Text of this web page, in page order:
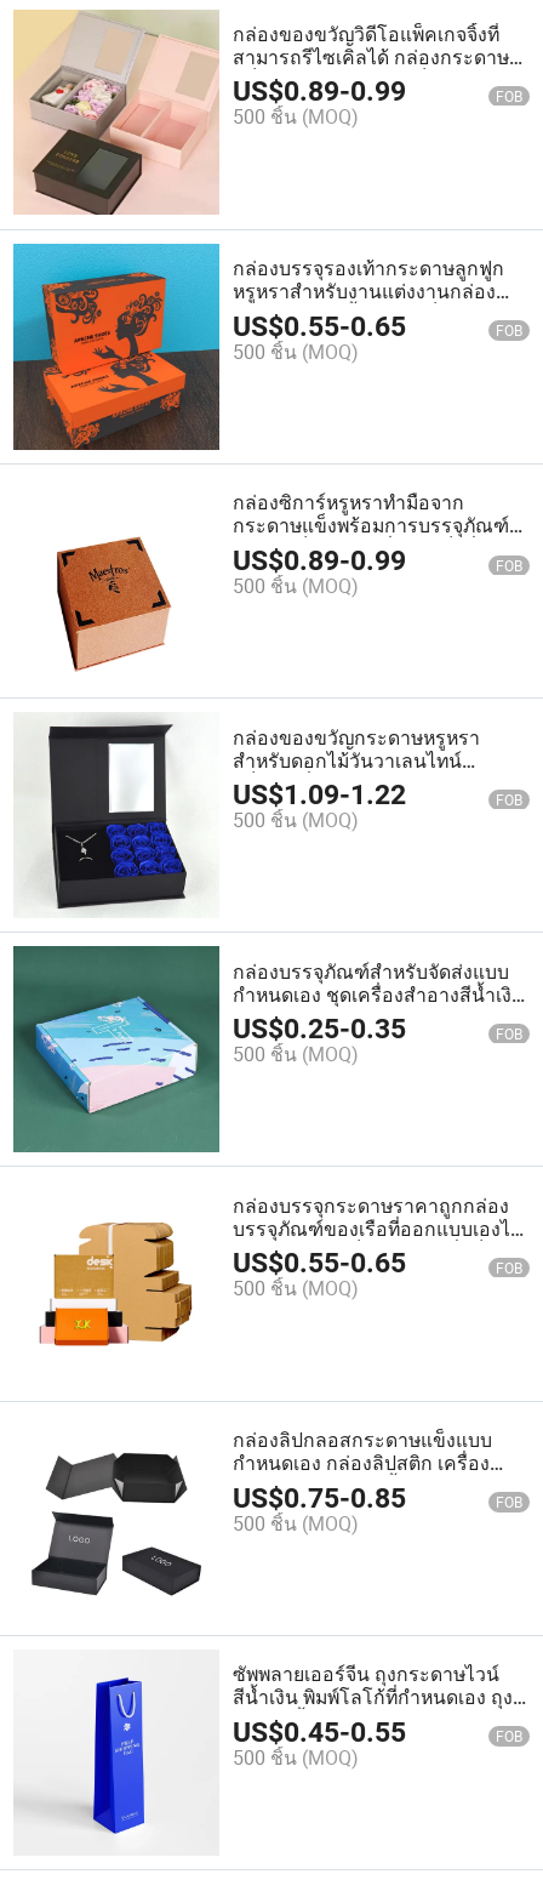
กล่องของขวัญวิดีโอแพ็คเกจจิ้งที่
สามารถรีไซเคิลได้ กล่องกระดาษ
แข็งดอกไม้พร้อมแม่เหล็ก
US$0.89-0.99 FOB
500 ชิ้น (MOQ)
กล่องบรรจุรองเท้ากระดาษลูกฟูก
หรูหราสำหรับงานแต่งงานกล่อง
ของขวัญช้อปปิ้งกล่องแข็งจาก
กระดาษแข็ง
US$0.55-0.65 FOB
500 ชิ้น (MOQ)
กล่องซิการ์หรูหราทำมือจาก
กระดาษแข็งพร้อมการบรรจุภัณฑ์
ด้านในเป็นกำมะหยี่แบบแข็งที่มีการ
พิมพ์
US$0.89-0.99 FOB
500 ชิ้น (MOQ)
กล่องของขวัญกระดาษหรูหรา
สำหรับดอกไม้วันวาเลนไทน์
แพ็คเกจที่มีสไตล์และสามารถปรับ
แต่งได้
US$1.09-1.22 FOB
500 ชิ้น (MOQ)
กล่องบรรจุภัณฑ์สำหรับจัดส่งแบบ
กำหนดเอง ชุดเครื่องสำอางสีน้ำเงิน
การดูแลผิว บรรจุภัณฑ์กระดาษ
ลูกฟูก
US$0.25-0.35 FOB
500 ชิ้น (MOQ)
กล่องบรรจุกระดาษราคาถูกกล่อง
บรรจุภัณฑ์ของเรือที่ออกแบบเองได้
สำหรับเรือพับเก็บได้ กล่องที่แข็ง
US$0.55-0.65 FOB
500 ชิ้น (MOQ)
กล่องลิปกลอสกระดาษแข็งแบบ
กำหนดเอง กล่องลิปสติก เครื่อง
สำอาง บรรจุภัณฑ์น้ำหอม กล่อง
ของขวัญ
US$0.75-0.85 FOB
500 ชิ้น (MOQ)
ซัพพลายเออร์จีน ถุงกระดาษไวน์
สีน้ำเงิน พิมพ์โลโก้ที่กำหนดเอง ถุง
พร้อมหูหิ้ว
US$0.45-0.55 FOB
500 ชิ้น (MOQ)